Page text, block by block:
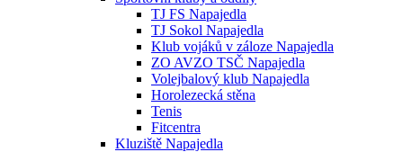
TJ FS Napajedla
TJ Sokol Napajedla
Klub vojáků v záloze Napajedla
ZO AVZO TSČ Napajedla
Volejbalový klub Napajedla
Horolezecká stěna
Tenis
Fitcentra
Kluziště Napajedla